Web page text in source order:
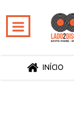
INÍCIO